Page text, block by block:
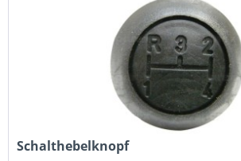
Schalthebelknopf